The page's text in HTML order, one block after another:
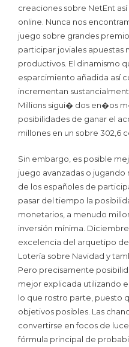
creaciones sobre NetEnt
online. Nunca nos
juego sobre grandes
participar joviales apuestas
productivos. El dinamismo
esparcimiento añadida así­
incrementan
Millions sigui� dos en�os
posibilidades de ganar el
millones en un sobre 302,6
Sin embargo, es posible
juego avanzadas o jugando
de los españoles de
pasar del tiempo la
monetarios, a menudo
inversión mínima.
excelencia del arquetipo
Lotería sobre Navidad y
Pero precisamente
mejor explicada utilizando
lo que rostro parte, puesto
objetivos posibles. Las
convertirse en focos de
fórmula principal de